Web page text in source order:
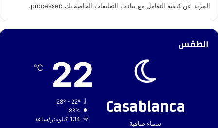
المزيد عن كيفية التعامل مع بيانات التعليقات الخاصة بك processed
.
الطقس
Casablanca
سماء صافية
22
℃
28º - 22º
88%
1.34 كيلومتر/ساعة